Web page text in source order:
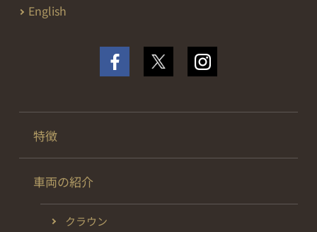
English
特徴
車両の紹介
クラウン